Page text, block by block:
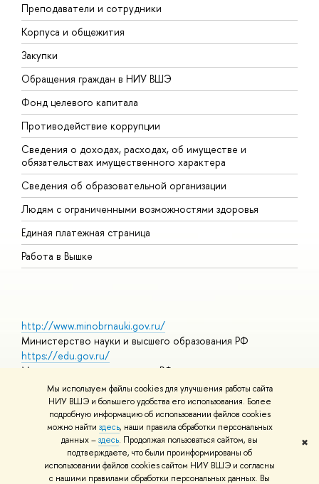
Мы используем файлы cookies для улучшения работы сайта
НИУ ВШЭ и большего удобства его использования. Более
подробную информацию об использовании файлов cookies
можно найти здесь, наши правила обработки персональных
данных –здесь. Продолжая пользоваться сайтом, вы
подтверждаете, что были проинформированы об
использовании файлов cookies сайтом НИУ ВШЭ и согласны
с нашими правилами обработки персональных данных. Вы
✖
Преподаватели и сотрудники
Корпуса и общежития
Закупки
Обращения граждан в НИУ ВШЭ
Фонд целевого капитала
Противодействие коррупции
Сведения о доходах, расходах, об имуществе и
обязательствах имущественного характера
Сведения об образовательной организации
Людям с ограниченными возможностями здоровья
Единая платежная страница
Работа в Вышке
http://www.minobrnauki.gov.ru/
Министерство науки и высшего образования РФ
https://edu.gov.ru/
Министерство просвещения РФ
https://elearning.hse.ru/mooc
Массовые открытые онлайн-курсы
© НИУ ВШЭ 1993–2026 Адреса и контактыУсловия
использования материалов Политика конфиденциальности